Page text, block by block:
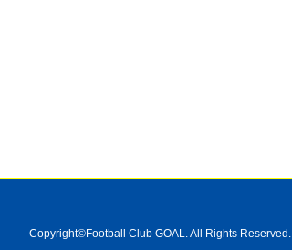
Copyright©Football Club GOAL. All Rights Reserved.